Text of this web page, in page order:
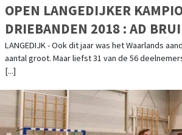
OPEN LANGEDIJKER
DRIEBANDEN 2018 : AD
LANGEDIJK - Ook dit jaar was het Waarlands
aantal groot. Maar liefst 31 van de 56
[...]